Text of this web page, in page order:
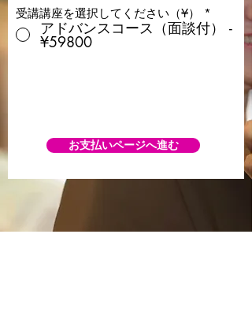
受講講座を選択してください（¥） *
アドバンスコース（面談付） -
¥59800
お支払いページへ進む